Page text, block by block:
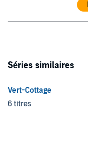
Séries similaires
Vert-Cottage
6 titres